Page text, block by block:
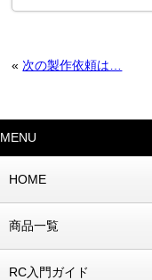
« 次の製作依頼は…
MENU
HOME
商品一覧
RC入門ガイド